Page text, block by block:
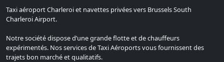
Taxi aéroport Charleroi et navettes privées vers Brussels South
Charleroi Airport.
Notre société dispose d’une grande flotte et de chauffeurs
expérimentés. Nos services de Taxi Aéroports vous fournissent des
trajets bon marché et qualitatifs.